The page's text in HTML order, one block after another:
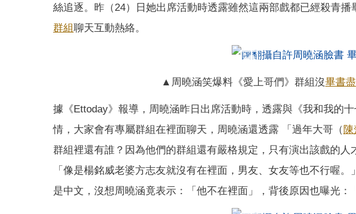
絲追逐。昨（24）日她出席活動時透露雖然這兩部戲都已經殺青
群組聊天互動熱絡。
▲周曉涵笑爆料《愛上哥們》群組沒畢書盡
據《Ettoday》報導，周曉涵昨日出席活動時，透露與《我和我的
情，大家會有專屬群組在裡面聊天，周曉涵還透露 「過年大哥（
群組裡還有誰？因為他們的群組還有嚴格規定，只有演出該戲的人
「像是楊銘威老婆方志友就沒有在裡面，男友、女友等也不行喔
是中文，沒想周曉涵竟表示：「他不在裡面」，背後原因也曝光：